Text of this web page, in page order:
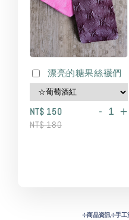
漂亮的糖果絲襪們
NT$ 150
NT$ 180
- +
⊹商品資訊⊹手工